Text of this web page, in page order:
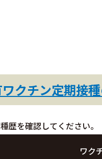
クチン定期接
歴を確認してください。
ワク